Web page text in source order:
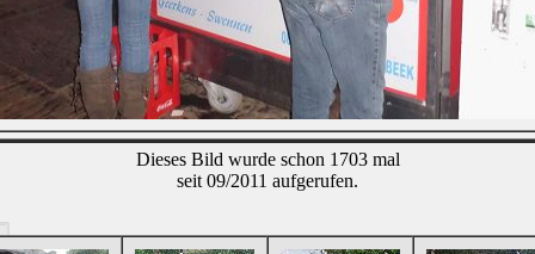
Dieses Bild wurde schon 1703 mal
seit 09/2011 aufgerufen.